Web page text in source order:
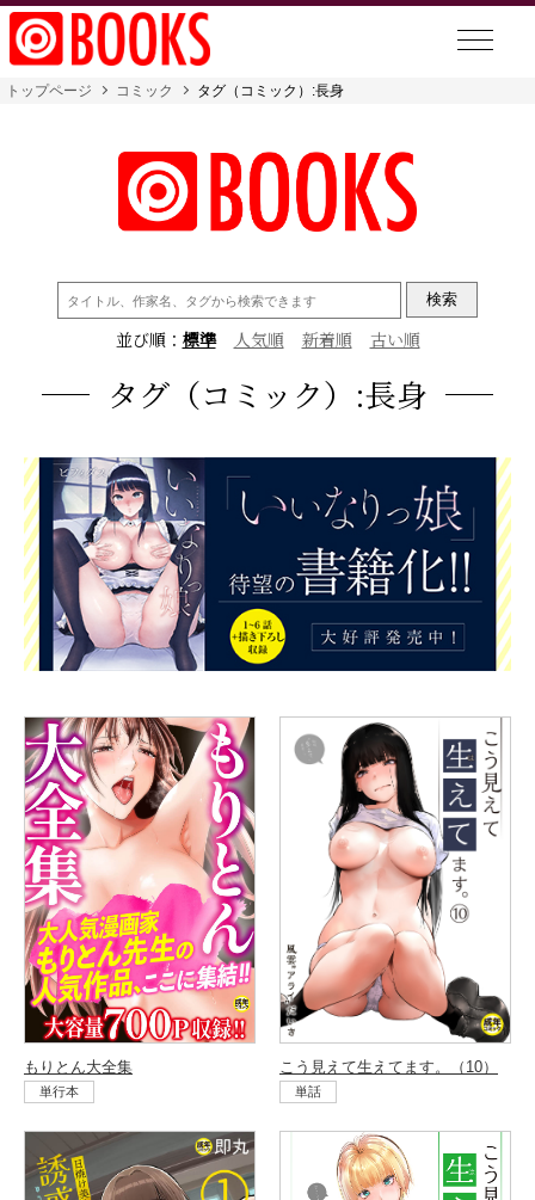
トップページ コミック タグ（コミック）:長身
検
索:
並び順： 標準 人気順 新着順 古い順
タグ（コミック）:長身
もりとん大全集
単行本
こう見えて生えてます。（10）
単話